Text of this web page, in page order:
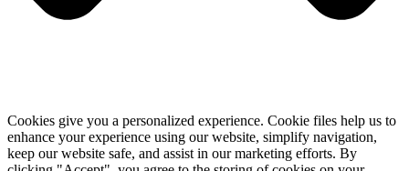
Cookies give you a personalized experience. Cookie files help us to
enhance your experience using our website, simplify navigation,
keep our website safe, and assist in our marketing efforts. By